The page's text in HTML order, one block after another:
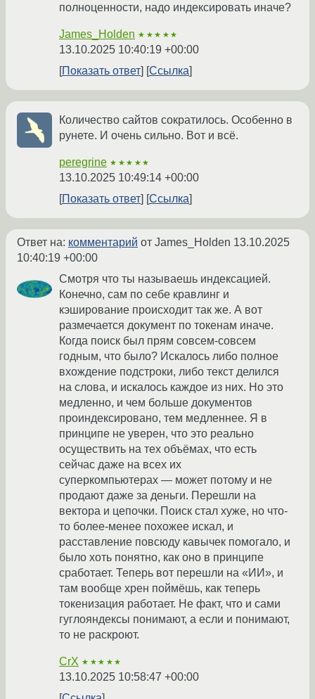
полноценности, надо индексировать иначе?
James_Holden ★★★★★
13.10.2025 10:40:19 +00:00
Показать ответ
Ссылка
Количество сайтов сократилось. Особенно в
рунете. И очень сильно. Вот и всё.
peregrine ★★★★★
13.10.2025 10:49:14 +00:00
Показать ответ
Ссылка
Ответ на: комментарий от James_Holden 13.10.2025
10:40:19 +00:00
Смотря что ты называешь индексацией.
Конечно, сам по себе кравлинг и
кэширование происходит так же. А вот
размечается документ по токенам иначе.
Когда поиск был прям совсем-совсем
годным, что было? Искалось либо полное
вхождение подстроки, либо текст делился
на слова, и искалось каждое из них. Но это
медленно, и чем больше документов
проиндексировано, тем медленнее. Я в
принципе не уверен, что это реально
осуществить на тех объёмах, что есть
сейчас даже на всех их
суперкомпьютерах — может потому и не
продают даже за деньги. Перешли на
вектора и цепочки. Поиск стал хуже, но что-
то более-менее похожее искал, и
расставление повсюду кавычек помогало, и
было хоть понятно, как оно в принципе
сработает. Теперь вот перешли на «ИИ», и
там вообще хрен поймёшь, как теперь
токенизация работает. Не факт, что и сами
гуглояндексы понимают, а если и понимают,
то не раскроют.
CrX ★★★★★
13.10.2025 10:58:47 +00:00